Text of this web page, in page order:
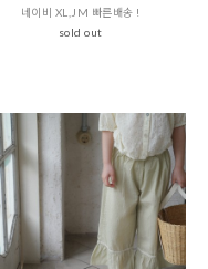
네이비 XL,JM 빠른배송 !
sold out